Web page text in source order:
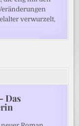
verwurzelt,
Das